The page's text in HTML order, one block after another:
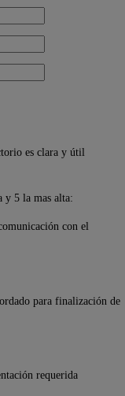
es clara y útil
y 5 la mas alta:
con el
para finalización de
requerida